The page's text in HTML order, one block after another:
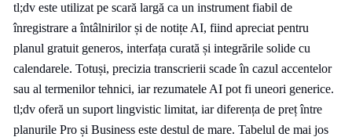
tl;dv este utilizat pe scară largă ca un instrument fiabil de
înregistrare a întâlnirilor și de notițe AI, fiind apreciat pentru
planul gratuit generos, interfața curată și integrările solide cu
calendarele. Totuși, precizia transcrierii scade în cazul accentelor
sau al termenilor tehnici, iar rezumatele AI pot fi uneori generice.
tl;dv oferă un suport lingvistic limitat, iar diferența de preț între
planurile Pro și Business este destul de mare. Tabelul de mai jos